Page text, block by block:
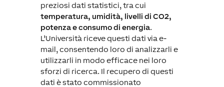
preziosi dati statistici, tra cui
temperatura, umidità, livelli di CO2,
potenza e consumo di energia.
L’Università riceve questi dati via e-
mail, consentendo loro di analizzarli e
utilizzarli in modo efficace nei loro
sforzi di ricerca. Il recupero di questi
dati è stato commissionato